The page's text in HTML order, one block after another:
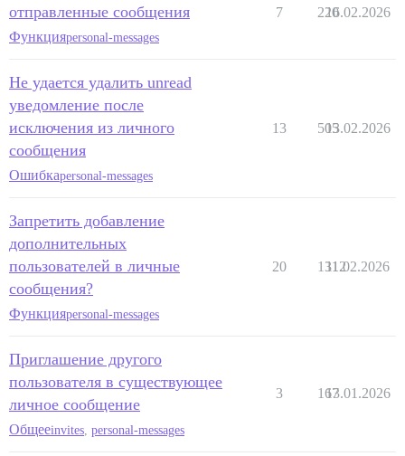
отправленные сообщения
Функцияpersonal-messages
7 220
16.02.2026
Не удается удалить unread
уведомление после
исключения из личного
сообщения
Ошибкаpersonal-messages
13 505
13.02.2026
Запретить добавление
дополнительных
пользователей в личные
сообщения?
Функцияpersonal-messages
20 1312
11.02.2026
Приглашение другого
пользователя в существующее
личное сообщение
Общееinvites personal-messages
3 167
13.01.2026